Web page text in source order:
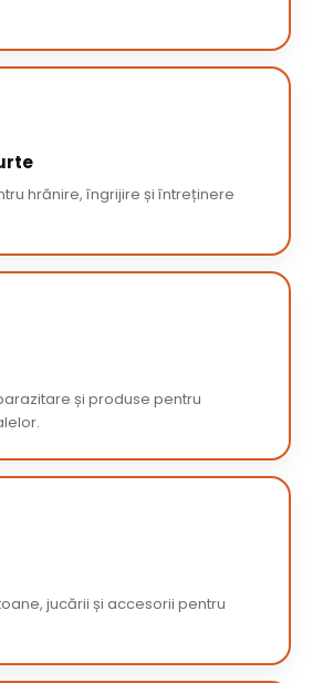
hrănire, îngrijire și întreținere
și produse pentru
jucării și accesorii pentru